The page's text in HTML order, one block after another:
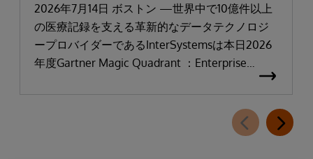
「リーダー」と評価される
2026年7月14日 ボストン —世界中で10億件以上
の医療記録を支える革新的なデータテクノロジ
ープロバイダーであるInterSystemsは本日2026
年度Gartner Magic Quadrant ：Enterprise
Electronic Health Records（医療機関向け電子カ